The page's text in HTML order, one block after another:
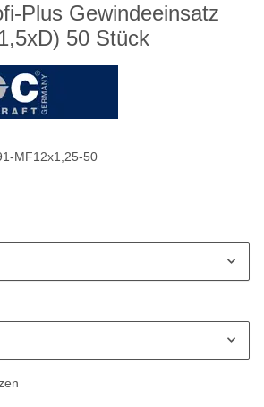
Plus Gewindeeinsatz
50 Stück
MF12x1,25-50